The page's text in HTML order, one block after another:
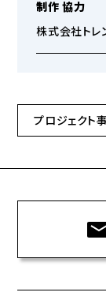
制作 協力
株式会社トレ
プロジェクト